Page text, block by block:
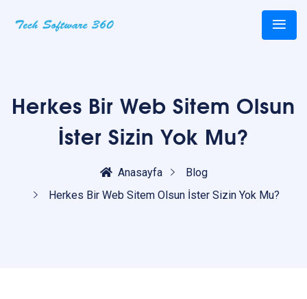
Herkes Bir Web Sitem Olsun
İster Sizin Yok Mu?
Anasayfa
Blog
Herkes Bir Web Sitem Olsun İster Sizin Yok Mu?